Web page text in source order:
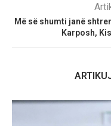
Më së shumti janë
Karposh,